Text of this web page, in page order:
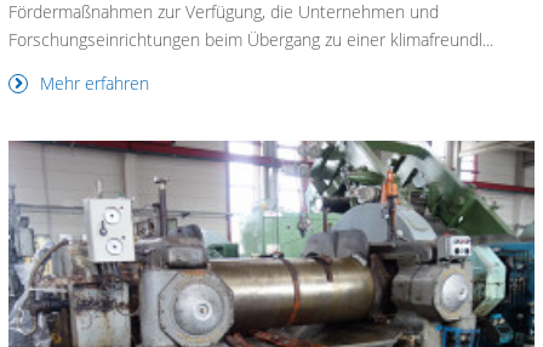
Fördermaßnahmen zur Verfügung, die Unternehmen und
Forschungseinrichtungen beim Übergang zu einer klimafreundl...
Mehr erfahren